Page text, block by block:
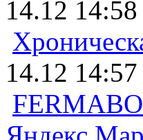
14.12 14:58
14.12 14:57